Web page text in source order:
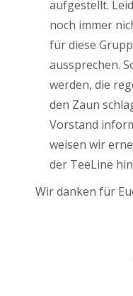
aufgestellt.
noch immer
für diese
aussprechen.
werden, die
den Zaun
Vorstand
weisen wir
der TeeLine
Wir danken für